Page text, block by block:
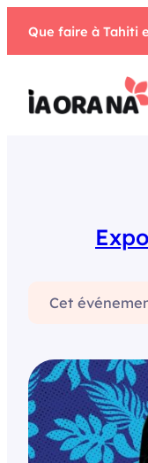
Que faire à Tahiti
Cet